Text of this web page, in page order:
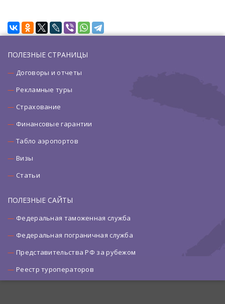
ПОЛЕЗНЫЕ СТРАНИЦЫ
Договоры и отчеты
Рекламные туры
Страхование
Финансовые гарантии
Табло аэропортов
Визы
Статьи
ПОЛЕЗНЫЕ САЙТЫ
Федеральная таможенная служба
Федеральная пограничная служба
Представительства РФ за рубежом
Реестр туроператоров